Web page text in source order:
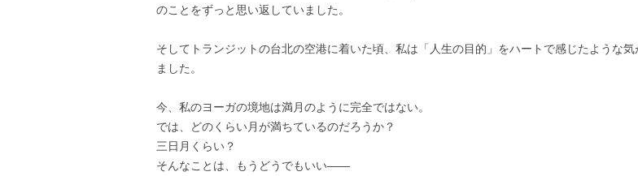
のことをずっと思い返していました。
そしてトランジットの台北の空港に着いた頃、私は「人生の目的」をハートで感じたような気
ました。
今、私のヨーガの境地は満月のように完全ではない。
では、どのくらい月が満ちているのだろうか？
三日月くらい？
そんなことは、もうどうでもいい――